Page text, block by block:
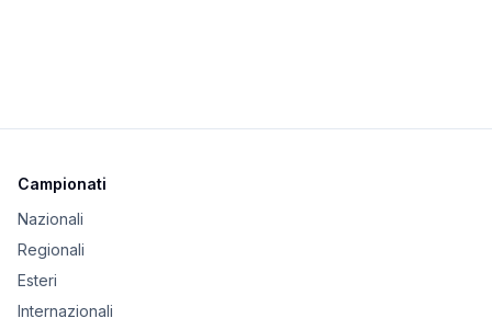
Campionati
Nazionali
Regionali
Esteri
Internazionali